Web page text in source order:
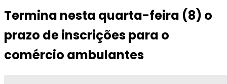
Termina nesta quarta-feira (8) o
prazo de inscrições para o
comércio ambulantes